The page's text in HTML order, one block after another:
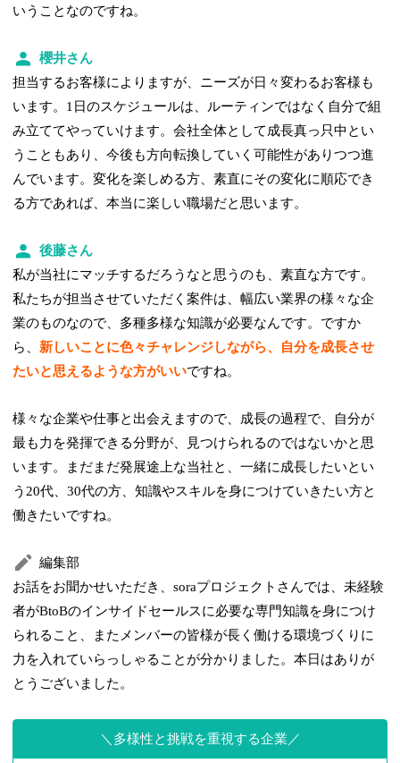
いうことなのですね。
櫻井さん
担当するお客様によりますが、ニーズが日々変わるお客様も
います。1日のスケジュールは、ルーティンではなく自分で組
み立ててやっていけます。会社全体として成長真っ只中とい
うこともあり、今後も方向転換していく可能性がありつつ進
んでいます。変化を楽しめる方、素直にその変化に順応でき
る方であれば、本当に楽しい職場だと思います。
後藤さん
私が当社にマッチするだろうなと思うのも、素直な方です。
私たちが担当させていただく案件は、幅広い業界の様々な企
業のものなので、多種多様な知識が必要なんです。ですか
ら、 新しいことに色々チャレンジしながら、自分を成長させ
たいと思えるような方がいいですね。
様々な企業や仕事と出会えますので、成長の過程で、自分が
最も力を発揮できる分野が、見つけられるのではないかと思
います。まだまだ発展途上な当社と、一緒に成長したいとい
う20代、30代の方、知識やスキルを身につけていきたい方と
働きたいですね。
編集部
お話をお聞かせいただき、soraプロジェクトさんでは、未経験
者がBtoBのインサイドセールスに必要な専門知識を身につけ
られること、またメンバーの皆様が長く働ける環境づくりに
力を入れていらっしゃることが分かりました。本日はありが
とうございました。
多様性と挑戦を重視する企業